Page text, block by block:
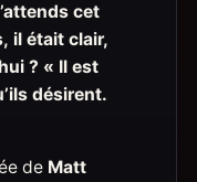
cet
il était clair,
? « Il est
désirent.
de Matt